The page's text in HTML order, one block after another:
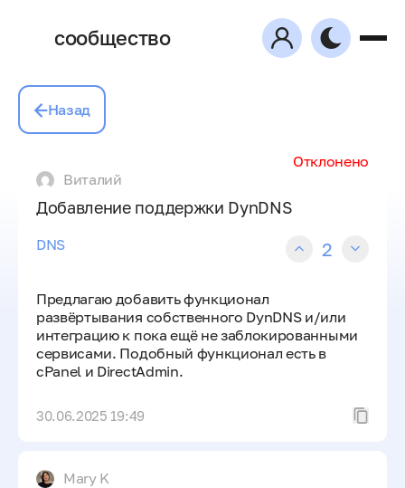
сообщество
Назад
Виталий
DNS 2
Добавление поддержки DynDNS
Предлагаю добавить функционал
развёртывания собственного DynDNS и/или
интеграцию к пока ещё не заблокированными
сервисами. Подобный функционал есть в
cPanel и DirectAdmin.
30.06.2025 19:49
Отклонено
Mary K